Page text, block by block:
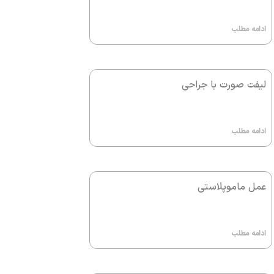
ادامه مطلب
لیفت صورت با جراحی
ادامه مطلب
عمل ماموپلاستی
ادامه مطلب